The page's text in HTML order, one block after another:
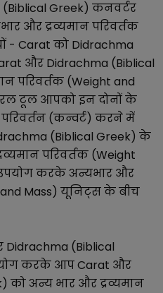
Greek) कनवर्टर
भार और द्रव्यमान परिवर्तक
- Carat को Didrachma
और Didrachma (Biblical
परिवर्तक (Weight and
टूल आपको इन दोनों के
(कन्वर्ट) करने में
(Biblical Greek) के
परिवर्तक (Weight
करके अन्यभार और
Mass) यूनिट्स के बीच
Didrachma (Biblical
करके आपCarat और
को अन्य भार और द्रव्यमान